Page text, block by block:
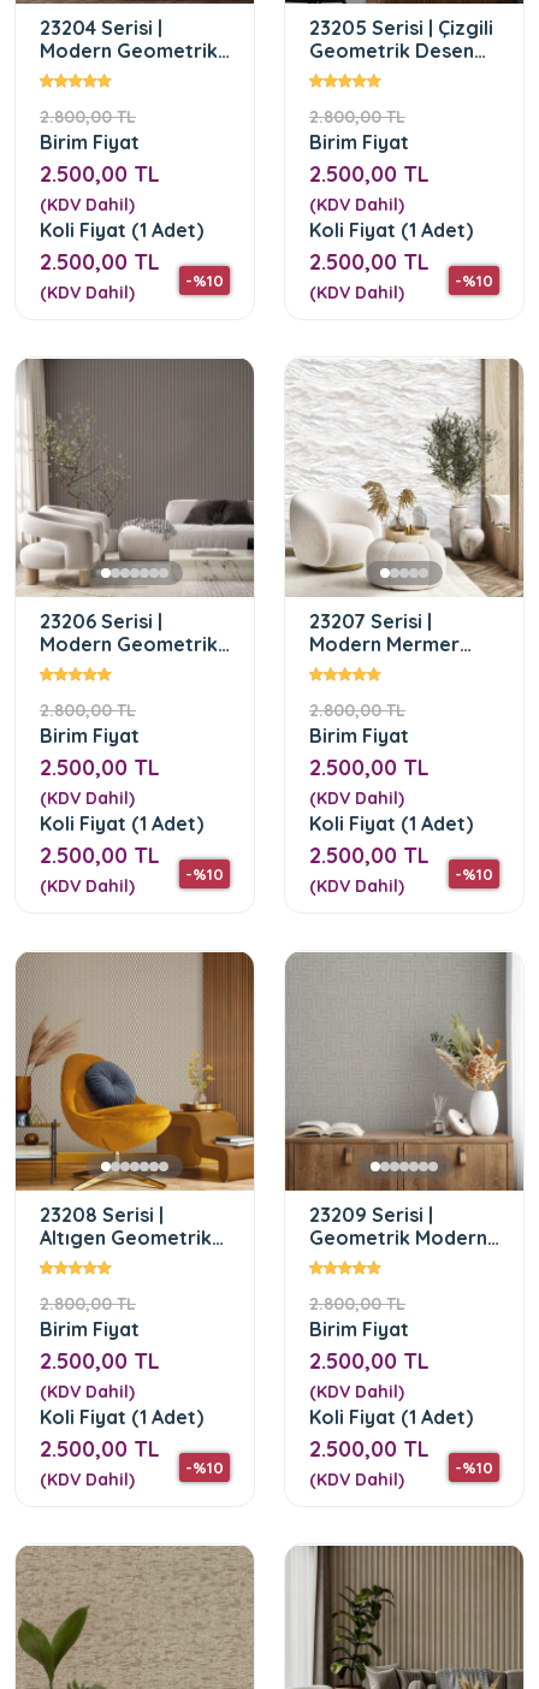
23204 Serisi |
Modern Geometrik
Desen Duvar Kağıdı
2.800,00 TL
-%10
Birim Fiyat
2.500,00 TL
(KDV Dahil)
Koli Fiyat (1 Adet)
2.500,00 TL
(KDV Dahil)
23205 Serisi | Çizgili
Geometrik Desen
Duvar Kağıdı
2.800,00 TL
-%10
Birim Fiyat
2.500,00 TL
(KDV Dahil)
Koli Fiyat (1 Adet)
2.500,00 TL
(KDV Dahil)
23206 Serisi |
Modern Geometrik
Desen Duvar Kağıdı
2.800,00 TL
-%10
Birim Fiyat
2.500,00 TL
(KDV Dahil)
Koli Fiyat (1 Adet)
2.500,00 TL
(KDV Dahil)
23207 Serisi |
Modern Mermer
Desen Duvar Kağıdı
2.800,00 TL
-%10
Birim Fiyat
2.500,00 TL
(KDV Dahil)
Koli Fiyat (1 Adet)
2.500,00 TL
(KDV Dahil)
23208 Serisi |
Altıgen Geometrik
Desen Duvar Kağıdı
2.800,00 TL
-%10
Birim Fiyat
2.500,00 TL
(KDV Dahil)
Koli Fiyat (1 Adet)
2.500,00 TL
(KDV Dahil)
23209 Serisi |
Geometrik Modern
Desen Duvar Kağıdı
2.800,00 TL
-%10
Birim Fiyat
2.500,00 TL
(KDV Dahil)
Koli Fiyat (1 Adet)
2.500,00 TL
(KDV Dahil)